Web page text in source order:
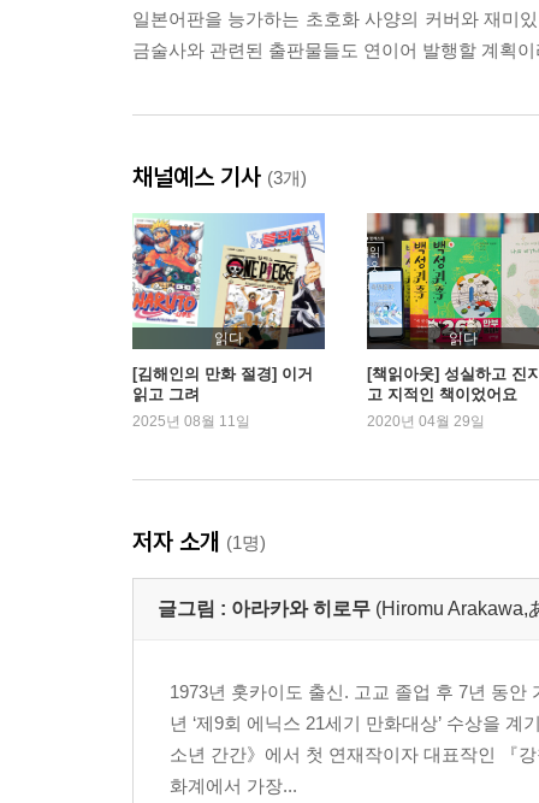
일본어판을 능가하는 초호화 사양의 커버와 재미
금술사와 관련된 출판물들도 연이어 발행할 계획
채널예스 기사 (3개)
읽다
[김해인의 만화 절경] 이거
읽고 그려
2025년 08월 11일
읽다
[책읽아웃] 성실하고 진
고 지적인 책이었어요
2020년 04월 29일
저자 소개 (1명)
글그림 : 아라카와 히로무 (Hiromu Arakawa,
1973년 홋카이도 출신. 고교 졸업 후 7년 동
년 ‘제9회 에닉스 21세기 만화대상’ 수상을
소년 간간》에서 첫 연재작이자 대표작인 『
화계에서 가장...